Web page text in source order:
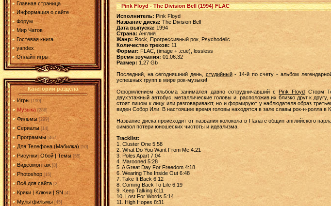
Главная страница
Информация о сайте
Форум
Мир Чатов
Гостевая книга
yandex
Онлайн игры
Категории раздела
Игры [190]
Музыка [286]
Фильмы [299]
Сериалы [14]
Программы [467]
Для Телефона (Мабилка) [50]
Рисунки| Обой | Темы [55]
Видеомонтаж [8]
Photoshop [15]
Всё для сайта [2]
Кряки | Kлючи | SN [4]
Мультфильмы [45]
Pink Floyd - The Division Bell (1994) FLAC
Исполнитель: Pink Floyd
Название диска: The Division Bell
Дата выпуска: 1994
Страна: Англия
Жанр: Rock, Прогрессивный рок, Psychodelic
Количество треков: 11
Формат: FLAC, (image + .cue), lossless
Время звучания: 01:06:32
Размер: 1.27 Gb
Последний, на сегодняшний день, студийный- 14-й по счету - альбом
успешных групп в мире рок-музыки!
Оформлением альбома занимался давно сотрудничавший сPink Floyd Сторм
двухэтажный автобус, металлические головы и, расположив их близко друг к
стоят лицом к лицу или разговаривают, но и формируют у наблюдателя образ
виден Собор Или. В настоящее время головы находятся в зале славы рок-н-ролла в
Название диска происходит от названия колокола в Палате общин английского
символ потери юношеских чистоты и идеализма.
Tracklist:
1. Cluster One 5:58
2. What Do You Want From Me 4:21
3. Poles Apart 7:04
4. Marooned 5:28
5. A Great Day For Freedom 4:18
6. Wearing The Inside Out 6:48
7. Take It Back 6:12
8. Coming Back To Life 6:19
9. Keep Talking 6:11
10. Lost For Words 5:14
11. High Hopes 8:31